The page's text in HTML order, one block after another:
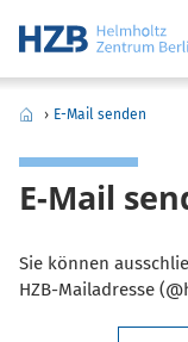
› E-Mail senden
E-Mail
Sie können
HZB-Mailadresse